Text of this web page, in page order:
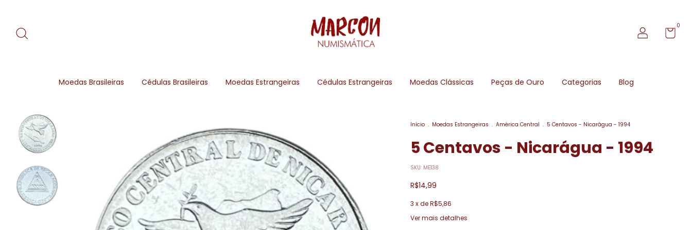
0
Moedas Brasileiras Cédulas Brasileiras Moedas Estrangeiras Cédulas Estrangeiras Moedas Clássicas Peças de Ouro Categorias Blog
Início . Moedas Estrangeiras . América Central . 5 Centavos - Nicarágua - 1994
5 Centavos - Nicarágua - 1994
SKU: ME138
R$14,99
3 x deR$5,86
Ver mais detalhes